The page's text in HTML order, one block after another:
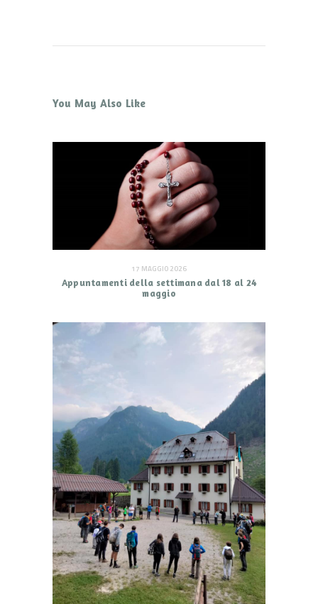
You May Also Like
17 MAGGIO 2026
Appuntamenti della settimana dal 18 al 24
maggio